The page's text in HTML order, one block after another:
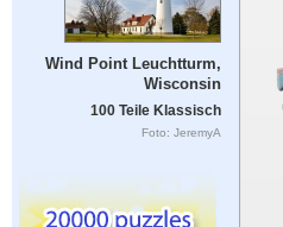
Wind Point Leuchtturm,
Wisconsin
100 Teile Klassisch
Foto: JeremyA